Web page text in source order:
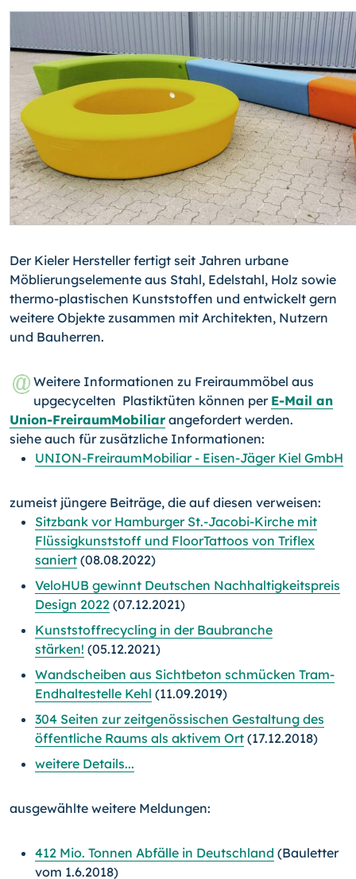
Der Kieler Hersteller fertigt seit Jahren urbane
Möblierungselemente aus Stahl, Edelstahl, Holz sowie
thermo-plastischen Kunststoffen und entwickelt gern
weitere Objekte zusammen mit Architekten, Nutzern
und Bauherren.
Weitere Informationen zu Freiraummöbel aus
upgecycelten Plastiktüten können per E-Mail an
Union-FreiraumMobiliar angefordert werden.
siehe auch für zusätzliche Informationen:
UNION-FreiraumMobiliar - Eisen-Jäger Kiel GmbH
zumeist jüngere Beiträge, die auf diesen verweisen:
Sitzbank vor Hamburger St.-Jacobi-Kirche mit
Flüssigkunststoff und FloorTattoos von Triflex
saniert (08.08.2022)
VeloHUB gewinnt Deutschen Nachhaltigkeitspreis
Design 2022 (07.12.2021)
Kunststoffrecycling in der Baubranche
stärken! (05.12.2021)
Wandscheiben aus Sichtbeton schmücken Tram-
Endhaltestelle Kehl (11.09.2019)
304 Seiten zur zeitgenössischen Gestaltung des
öffentliche Raums als aktivem Ort (17.12.2018)
weitere Details...
ausgewählte weitere Meldungen:
412 Mio. Tonnen Abfälle in Deutschland (Bauletter
vom 1.6.2018)